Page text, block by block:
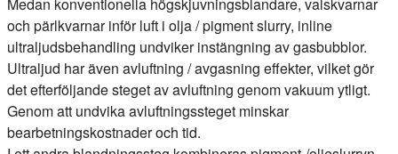
och pärlkvarnar inför luft i olja / pigment slurry, inline
ultraljudsbehandling undviker instängning av gasbubblor.
Ultraljud har även avluftning / avgasning effekter, vilket gör
det efterföljande steget av avluftning genom vakuum ytligt.
Genom att undvika avluftningssteget minskar
bearbetningskostnader och tid.